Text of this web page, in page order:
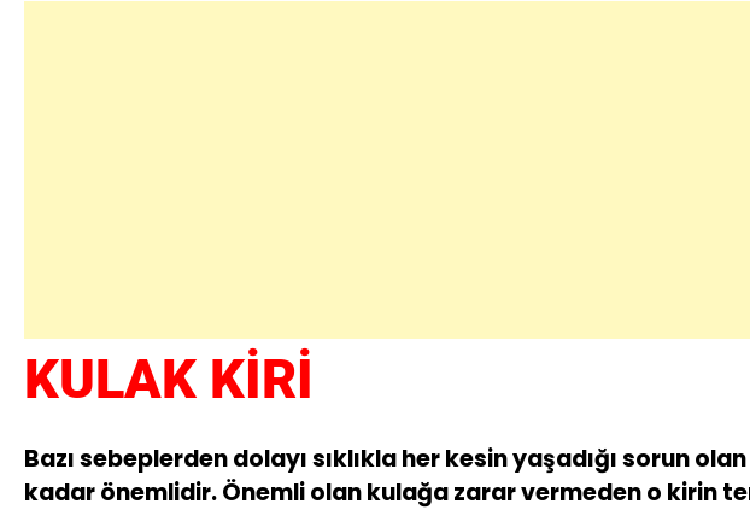
KULAK KİRİ
Bazı sebeplerden dolayı sıklıkla her kesin yaşadığı sorun
kadar önemlidir. Önemli olan kulağa zarar vermeden o kirin